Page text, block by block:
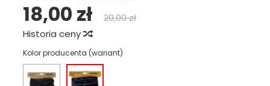
18,00 zł
20,00 zł
Historia ceny
Kolor producenta (wariant)